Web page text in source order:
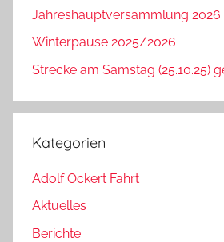
Jahreshauptversammlung 2026
Winterpause 2025/2026
Strecke am Samstag (25.10.25)
Kategorien
Adolf Ockert Fahrt
Aktuelles
Berichte